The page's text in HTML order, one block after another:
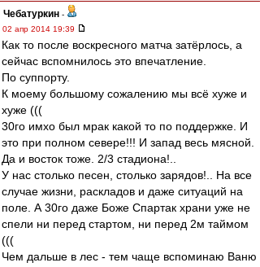
Чебатуркин -
02 апр 2014 19:39
Как то после воскресного матча затёрлось, а
сейчас вспомнилось это впечатление.
По суппорту.
К моему большому сожалению мы всё хуже и
хуже (((
30го имхо был мрак какой то по поддержке. И
это при полном севере!!! И запад весь мясной.
Да и восток тоже. 2/3 стадиона!..
У нас столько песен, столько зарядов!.. На все
случае жизни, раскладов и даже ситуаций на
поле. А 30го даже Боже Спартак храни уже не
спели ни перед стартом, ни перед 2м таймом
(((
Чем дальше в лес - тем чаще вспоминаю Ваню